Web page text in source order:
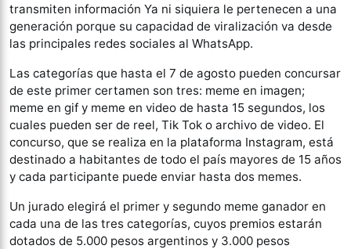
transmiten información Ya ni siquiera le pertenecen a una
generación porque su capacidad de viralización va desde
las principales redes sociales al WhatsApp.
Las categorías que hasta el 7 de agosto pueden concursar
de este primer certamen son tres: meme en imagen;
meme en gif y meme en video de hasta 15 segundos, los
cuales pueden ser de reel, Tik Tok o archivo de video. El
concurso, que se realiza en la plataforma Instagram, está
destinado a habitantes de todo el país mayores de 15 años
y cada participante puede enviar hasta dos memes.
Un jurado elegirá el primer y segundo meme ganador en
cada una de las tres categorías, cuyos premios estarán
dotados de 5.000 pesos argentinos y 3.000 pesos